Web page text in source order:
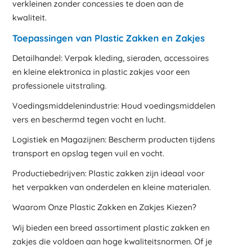
verkleinen zonder concessies te doen aan de
kwaliteit.
Toepassingen van Plastic Zakken en Zakjes
Detailhandel: Verpak kleding, sieraden, accessoires
en kleine elektronica in plastic zakjes voor een
professionele uitstraling.
Voedingsmiddelenindustrie: Houd voedingsmiddelen
vers en beschermd tegen vocht en lucht.
Logistiek en Magazijnen: Bescherm producten tijdens
transport en opslag tegen vuil en vocht.
Productiebedrijven: Plastic zakken zijn ideaal voor
het verpakken van onderdelen en kleine materialen.
Waarom Onze Plastic Zakken en Zakjes Kiezen?
Wij bieden een breed assortiment plastic zakken en
zakjes die voldoen aan hoge kwaliteitsnormen. Of je